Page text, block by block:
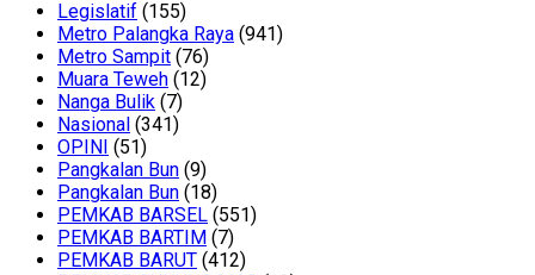
Legislatif (155)
Metro Palangka Raya (941)
Metro Sampit (76)
Muara Teweh (12)
Nanga Bulik (7)
Nasional (341)
OPINI (51)
Pangkalan Bun (9)
Pangkalan Bun (18)
PEMKAB BARSEL (551)
PEMKAB BARTIM (7)
PEMKAB BARUT (412)